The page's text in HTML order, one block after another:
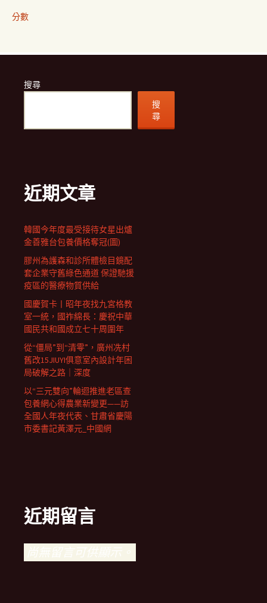
分數
搜尋
搜
尋
近期文章
韓國今年度最受接待女星出爐
金善雅台包養價格奪冠(圖)
膠州為護森和診所體檢目鏡配
套企業守舊綠色通道 保證馳援
疫區的醫療物質供給
國慶賀卡丨昭年夜找九宮格教
室一統，國祚綿長：慶祝中華
國民共和國成立七十周圍年
從“僵局”到“清零”，廣州冼村
舊改15JIUYI俱意室內設計年困
局破解之路｜深度
以“三元雙向”輪迴推進老區查
包養網心得農業新變更——訪
全國人年夜代表、甘肅省慶陽
市委書記黃澤元_中國網
近期留言
尚無留言可供顯示。